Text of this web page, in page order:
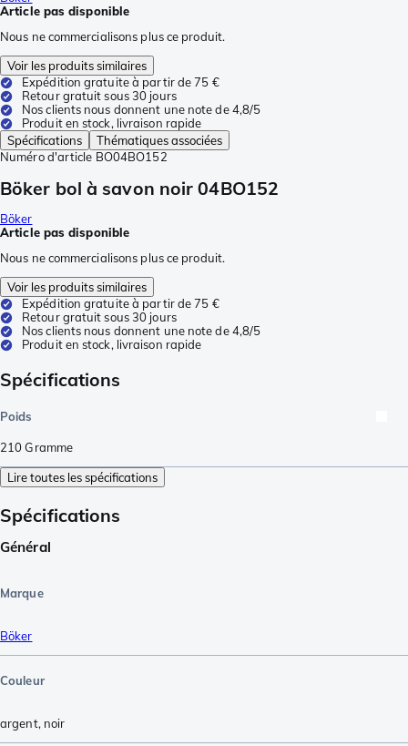
Article pas disponible
Nous ne commercialisons plus ce produit.
Voir les produits similaires
Expédition gratuite à partir de 75 €
Retour gratuit sous 30 jours
Nos clients nous donnent une note de 4,8/5
Produit en stock, livraison rapide
Spécifications
Thématiques associées
Numéro d'article BO04BO152
Böker bol à savon noir 04BO152
Böker
Article pas disponible
Nous ne commercialisons plus ce produit.
Voir les produits similaires
Expédition gratuite à partir de 75 €
Retour gratuit sous 30 jours
Nos clients nous donnent une note de 4,8/5
Produit en stock, livraison rapide
Spécifications
Poids
210Gramme
Lire toutes les spécifications
Spécifications
Général
Marque
Böker
Couleur
argent, noir